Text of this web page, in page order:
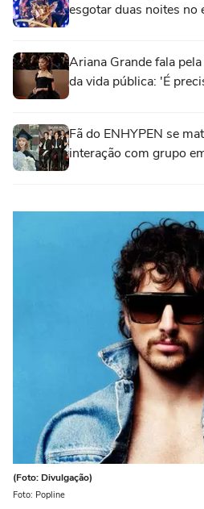
esgotar duas noites no
Ariana Grande fala
da vida pública: 'É
Fã do ENHYPEN se
interação com grupo
(Foto: Divulgação)
Foto: Popline